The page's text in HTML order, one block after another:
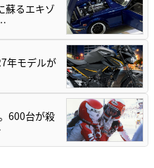
蘇るエキゾ
年モデルが
600台が殺